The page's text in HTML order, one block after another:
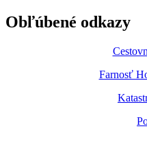
Obľúbené odkazy
Farnosť